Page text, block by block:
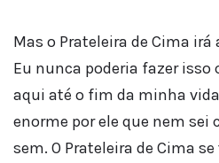
Mas o Prateleira de Cima irá
Eu nunca poderia fazer isso
aqui até o fim da minha
enorme por ele que nem
sem. O Prateleira de Cima